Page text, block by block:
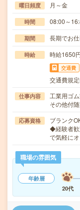
曜日頻度 月～金
時間 08:00～
期間 長期でお
時給 時給1650
交通費
交通費規
仕事内容
工業用ゴ
その他付
応募資格
ブランク
◆経験者歓
で気軽に
職場の雰囲気
年齢層
20代